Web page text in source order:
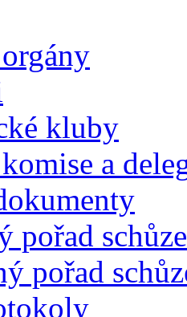
kluby
a
pořad schůze
pořad